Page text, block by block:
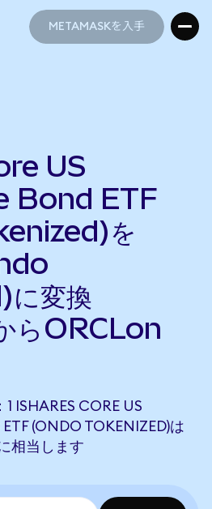
METAMASKを入手
US
Bond ETF
を
変換
らORCLon
ISHARES CORE US
(ONDO TOKENIZED)は
相当します